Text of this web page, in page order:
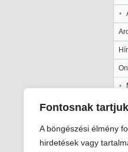
Fontosnak
A böngészési élmény
hirdetések vagy